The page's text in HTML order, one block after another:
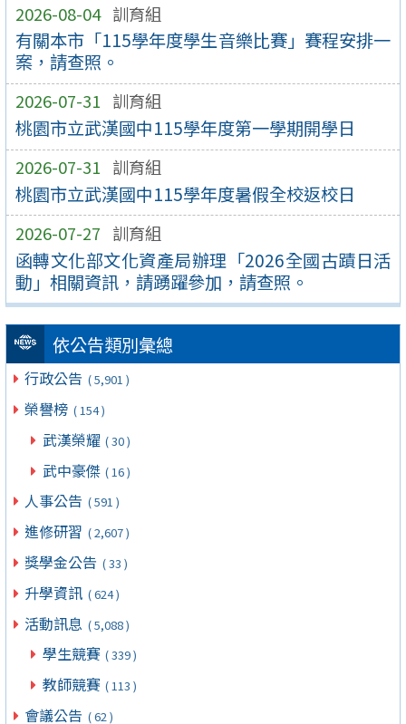
2026-08-04 訓育組
有關本市「115學年度學生音樂比賽」賽程安排一
案，請查照。
2026-07-31 訓育組
桃園市立武漢國中115學年度第一學期開學日
2026-07-31 訓育組
桃園市立武漢國中115學年度暑假全校返校日
2026-07-27 訓育組
函轉文化部文化資產局辦理「2026全國古蹟日活
動」相關資訊，請踴躍參加，請查照。
依公告類別彙總
行政公告 ( 5,901 )
榮譽榜 ( 154 )
武漢榮耀 ( 30 )
武中豪傑 ( 16 )
人事公告 ( 591 )
進修研習 ( 2,607 )
獎學金公告 ( 33 )
升學資訊 ( 624 )
活動訊息 ( 5,088 )
學生競賽 ( 339 )
教師競賽 ( 113 )
會議公告 ( 62 )